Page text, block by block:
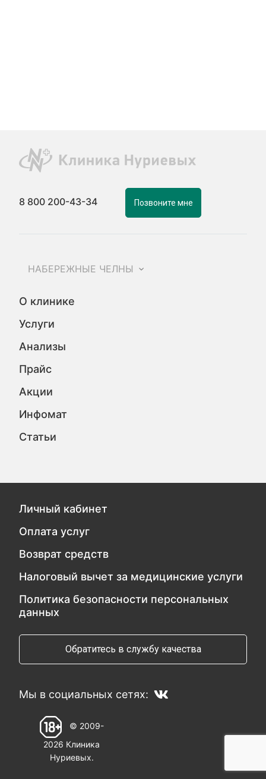
8 800 200-43-34 Позвоните мне
НАБЕРЕЖНЫЕ ЧЕЛНЫ
О клинике
Услуги
Анализы
Прайс
Акции
Инфомат
Статьи
Личный кабинет
Оплата услуг
Возврат средств
Налоговый вычет за медицинские услуги
Политика безопасности персональных
данных
Обратитесь в службу качества
Мы в социальных сетях:
© 2009-
2026 Клиника
Нуриевых.